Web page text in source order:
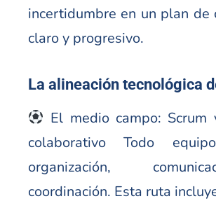
incertidumbre en un plan de
claro y progresivo.
La alineación tecnológica
El medio campo: Scrum
colaborativo Todo
organización,
coordinación. Esta ruta